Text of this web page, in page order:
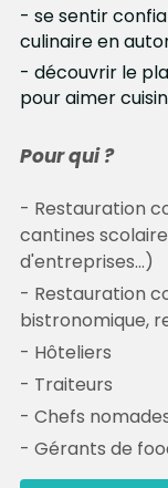
- se sentir
culinaire en
- découvrir le
pour aimer
Pour qui ?
- Restauration
cantines
d'entreprises...)
- Restauration
bistronomique,
- Hôteliers
- Traiteurs
- Chefs
- Gérants de